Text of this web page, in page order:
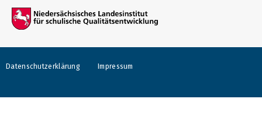
Datenschutzerklärung Impressum